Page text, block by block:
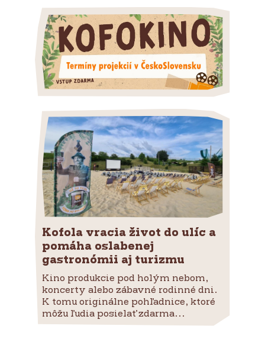
Kofola vracia život do ulíc a
pomáha oslabenej
gastronómii aj turizmu
Kino produkcie pod holým nebom,
koncerty alebo zábavné rodinné dni.
K tomu originálne pohľadnice, ktoré
môžu ľudia posielať zdarma...